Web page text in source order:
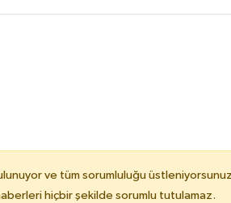
ve tüm sorumluluğu
hiçbir şekilde sorumlu tutulamaz.